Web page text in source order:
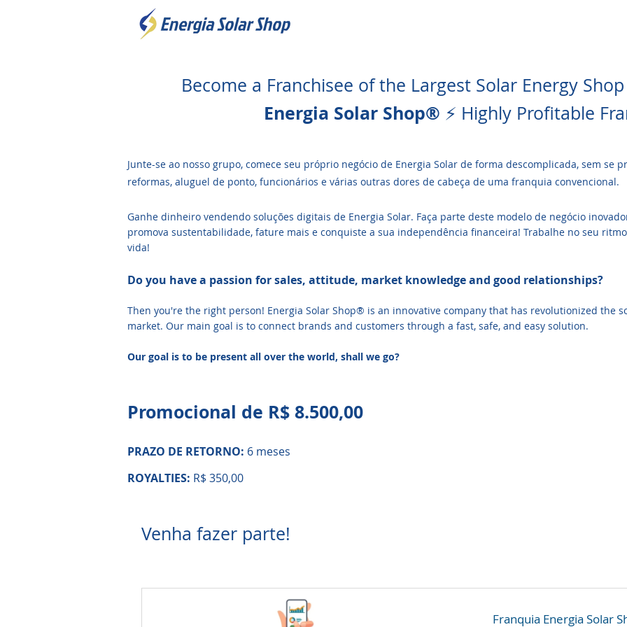
Become a Franchisee of the Largest Solar Energy
Energia Solar Shop® ⚡ Highly Profitable
Junte-se ao nosso grupo, comece seu próprio negócio de Energia Solar de forma descomplicada, sem se
reformas, aluguel de ponto, funcionários e várias outras dores de cabeça de uma franquia convencional.
Ganhe dinheiro vendendo soluções digitais de Energia Solar. Faça parte deste modelo de negócio
promova sustentabilidade, fature mais e conquiste a sua independência financeira! Trabalhe no seu
vida!
Do you have a passion for sales, attitude, market knowledge and good relationships?
Then you're the right person! Energia Solar Shop® is an innovative company that has revolutionized the
market. Our main goal is to connect brands and customers through a fast, safe, and easy solution.
Our goal is to be present all over the world, shall we go?
Promocional de R$ 8.500,00
PRAZO DE RETORNO: 6 meses
ROYALTIES: R$ 350,00
Venha fazer parte!
Franquia Energia Solar